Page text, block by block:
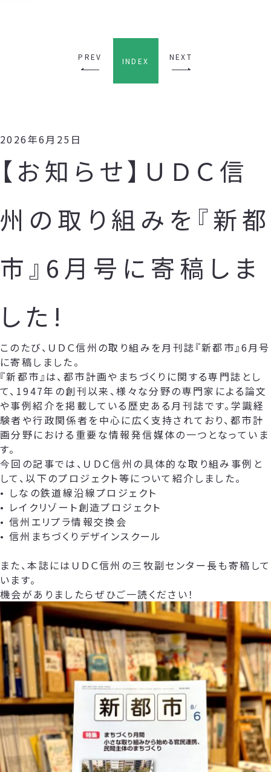
PREV INDEX NEXT
2026年6月25日
【お知らせ】ＵＤＣ信
州の取り組みを『新都
市』6月号に寄稿しま
した!
このたび、ＵＤＣ信州の取り組みを月刊誌『新都市』6月号
に寄稿しました。
『新都市』は、都市計画やまちづくりに関する専門誌とし
て、1947年の創刊以来、様々な分野の専門家による論文
や事例紹介を掲載している歴史ある月刊誌です。学識経
験者や行政関係者を中心に広く支持されており、都市計
画分野における重要な情報発信媒体の一つとなっていま
す。
今回の記事では、ＵＤＣ信州の具体的な取り組み事例と
して、以下のプロジェクト等について紹介しました。
• しなの鉄道線沿線プロジェクト
• レイクリゾート創造プロジェクト
• 信州エリプラ情報交換会
• 信州まちづくりデザインスクール
また、本誌にはＵＤＣ信州の三牧副センター長も寄稿して
います。
機会がありましたらぜひご一読ください！